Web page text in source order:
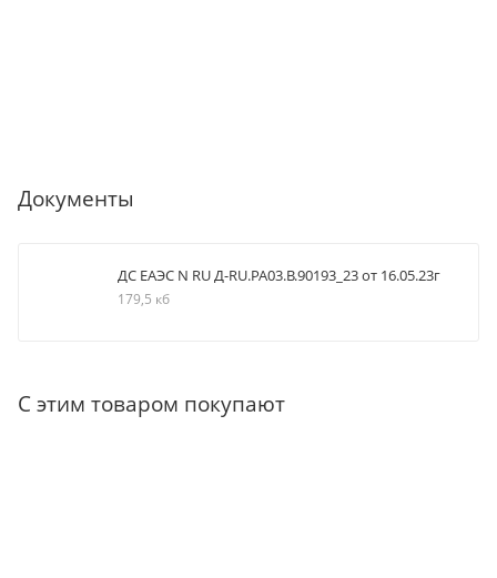
Документы
ДС ЕАЭС N RU Д-RU.РА03.В.90193_23 от 16.05.23г
179,5 кб
С этим товаром покупают